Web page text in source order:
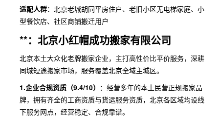
适配人群：北京老城胡同平房住户、老旧小区无电梯家庭、小
型餐饮店、社区商铺搬迁用户
**：北京小红帽成功搬家有限公司
北京本土大众化老牌搬家企业，主打高性价比平价服务，深耕
同城短途搬家市场，服务覆盖北京全域主城区。
1.企业合规资质（9.4/10） ：经营多年的本土民营正规搬家品
牌，拥有齐全的工商资质与货运服务资质，北京各区域均设线
下服务网点，经营稳定、合规靠谱。